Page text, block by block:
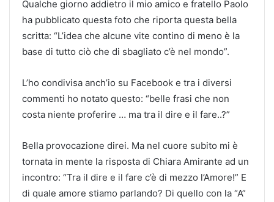
Qualche giorno addietro il mio amico e fratello Paolo
ha pubblicato questa foto che riporta questa bella
scritta: “L’idea che alcune vite contino di meno è la
base di tutto ciò che di sbagliato c’è nel mondo”.
L’ho condivisa anch’io su Facebook e tra i diversi
commenti ho notato questo: “belle frasi che non
costa niente proferire … ma tra il dire e il fare..?”
Bella provocazione direi. Ma nel cuore subito mi è
tornata in mente la risposta di Chiara Amirante ad un
incontro: “Tra il dire e il fare c’è di mezzo l’Amore!” E
di quale amore stiamo parlando? Di quello con la “A”